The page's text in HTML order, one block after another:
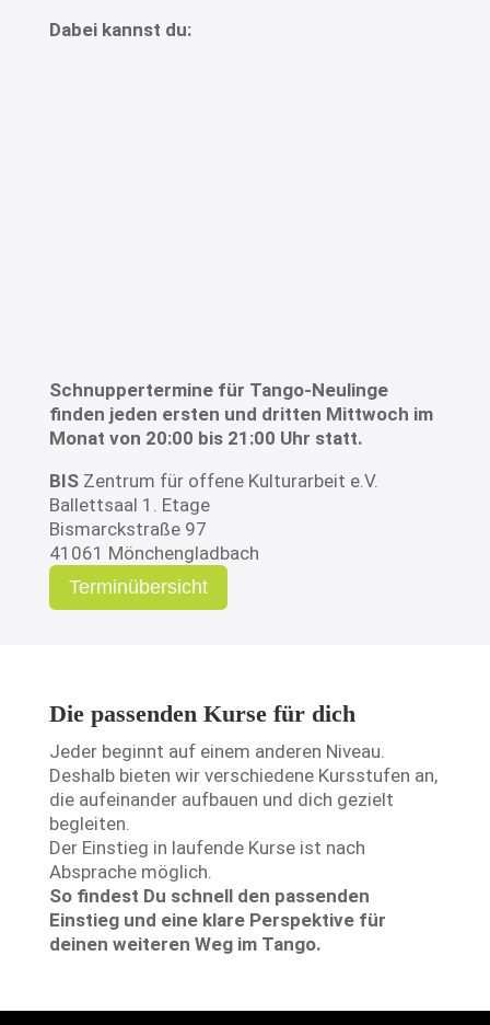
Dabei kannst du:
Schnuppertermine für Tango-Neulinge
finden jeden ersten und dritten Mittwoch im
Monat von 20:00 bis 21:00 Uhr statt.
BISZentrum für offene Kulturarbeit e.V.
Ballettsaal 1. Etage
Bismarckstraße 97
41061 Mönchengladbach
Terminübersicht
Die passenden Kurse für dich
Jeder beginnt auf einem anderen Niveau.
Deshalb bieten wir verschiedene Kursstufen an,
die aufeinander aufbauen und dich gezielt
begleiten.
Der Einstieg in laufende Kurse ist nach
Absprache möglich.
So findest Du schnell den passenden
Einstieg und eine klare Perspektive für
deinen weiteren Weg im Tango.